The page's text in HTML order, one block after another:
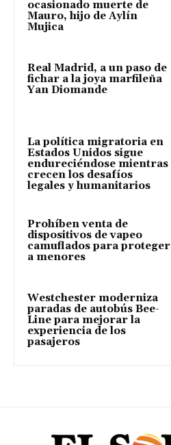
ocasionado muerte de
Mauro, hijo de Aylín
Mujica
Real Madrid, a un paso de
fichar a la joya marfileña
Yan Diomande
La política migratoria en
Estados Unidos sigue
endureciéndose mientras
crecen los desafíos
legales y humanitarios
Prohíben venta de
dispositivos de vapeo
camuflados para proteger
a menores
Westchester moderniza
paradas de autobús Bee-
Line para mejorar la
experiencia de los
pasajeros